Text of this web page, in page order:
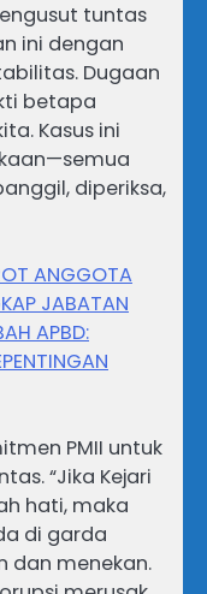
tuntas
ini dengan
Dugaan
betapa
Kasus ini
diperiksa,
ANGGOTA
JABATAN
APBD:
PMII untuk
“Jika Kejari
hati, maka
di garda
dan menekan.